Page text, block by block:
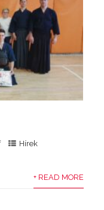
Hírek
+ READ MORE